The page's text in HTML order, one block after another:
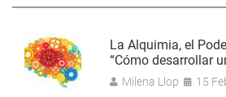
La Alquimia, el
“Cómo desarrollar
Milena Llop 15